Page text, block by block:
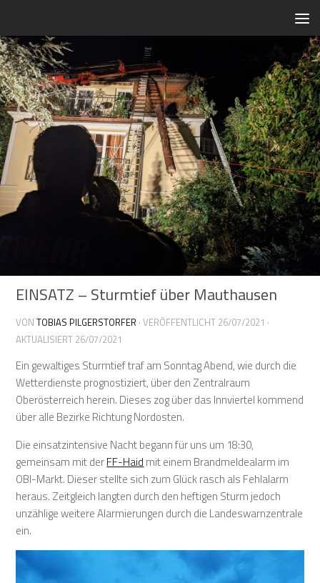
EINSATZ – Sturmtief über Mauthausen
VONTOBIAS PILGERSTORFER · VERÖFFENTLICHT 26/07/2021 ·
AKTUALISIERT 26/07/2021
Ein gewaltiges Sturmtief traf am Sonntag Abend, wie durch die
Wetterdienste prognostiziert, über den Zentralraum
Oberösterreich herein. Dieses zog über das Innviertel kommend
über alle Bezirke Richtung Nordosten.
Die einsatzintensive Nacht begann für uns um 18:30,
gemeinsam mit derFF-Haid mit einem Brandmeldealarm im
OBI-Markt. Dieser stellte sich zum Glück rasch als Fehlalarm
heraus. Zeitgleich langten durch den heftigen Sturm jedoch
unzählige weitere Alarmierungen durch die Landeswarnzentrale
ein.